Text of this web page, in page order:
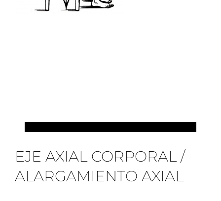
EJE AXIAL CORPORAL /
ALARGAMIENTO AXIAL